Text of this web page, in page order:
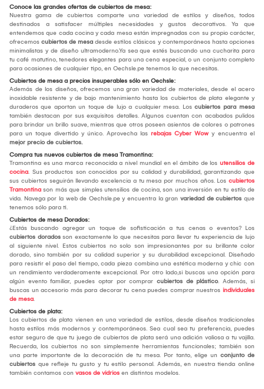
Conoce las grandes ofertas de cubiertos de mesa:
Nuestra gama de cubiertos comparte una variedad de estilos y diseños, todos
destinados a satisfacer múltiples necesidades y gustos decorativos. Ya que
entendemos que cada cocina y cada mesa están impregnadas con su propio carácter,
ofrecemos cubiertos de mesa desde estilos clásicos y contemporáneos hasta opciones
minimalistas y de diseño ultramoderno.Ya sea que estés buscando una cucharita para
tu café matutino, tenedores elegantes para una cena especial, o un conjunto completo
para ocasiones de cualquier tipo, en Oechsle.pe tenemos lo que necesitas.
Cubiertos de mesa a precios insuperables sólo en Oechsle:
Además de los diseños, ofrecemos una gran variedad de materiales, desde el acero
inoxidable resistente y de bajo mantenimiento hasta los cubiertos de plata elegante y
duraderos que aportan un toque de lujo a cualquier mesa. Los cubiertos para mesa
también destacan por sus exquisitos detalles. Algunos cuentan con acabados pulidos
para brindar un brillo suave, mientras que otros poseen asientos de colores o patrones
para un toque divertido y único. Aprovecha las rebajas Cyber Wow y encuentra el
mejor precio de cubiertos.
Compra tus nuevos cubiertos de mesa Tramontina:
Tramontina es una marca reconocida a nivel mundial en el ámbito de los utensilios de
cocina. Sus productos son conocidos por su calidad y durabilidad, garantizando que
sus cubiertos seguirán llevando excelencia a tu mesa por muchos años. Los cubiertos
Tramontina son más que simples utensilios de cocina, son una inversión en tu estilo de
vida. Navega por la web de Oechsle.pe y encuentra la gran variedad de cubiertos que
tenemos sólo para ti.
Cubiertos de mesa Dorados:
¿Estás buscando agregar un toque de sofisticación a tus cenas o eventos? Los
cubiertos dorados son exactamente lo que necesitas para llevar tu experiencia de lujo
al siguiente nivel. Estos cubiertos no solo son impresionantes por su brillante color
dorado, sino también por su calidad superior y su durabilidad excepcional. Diseñado
para resistir el paso del tiempo, cada pieza combina una estética moderna y chic con
un rendimiento verdaderamente excepcional. Por otro lado,si buscas una opción para
algún evento familiar, puedes optar por comprar cubiertos de plástico. Además, si
buscas un accesorio más para decorar tu cena puedes comprar nuestros individuales
de mesa.
Cubiertos de plata:
Los cubiertos de plata vienen en una variedad de estilos, desde diseños tradicionales
hasta estilos más modernos y contemporáneos. Sea cual sea tu preferencia, puedes
estar seguro de que tu juego de cubiertos de plata será una adición valiosa a tu vajilla.
Recuerda, los cubiertos no son simplemente herramientas funcionales; también son
una parte importante de la decoración de tu mesa. Por tanto, elige un conjunto de
cubiertos que refleje tu gusto y tu estilo personal. Además, en nuestra tienda online
también contamos con vasos de vidrios en distintos modelos.